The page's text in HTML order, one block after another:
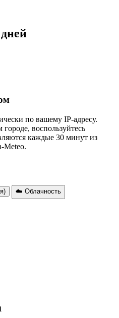
по вашему IP-адресу.
воспользуйтесь
каждые 30 минут из
Meteo.
☁️ Облачность